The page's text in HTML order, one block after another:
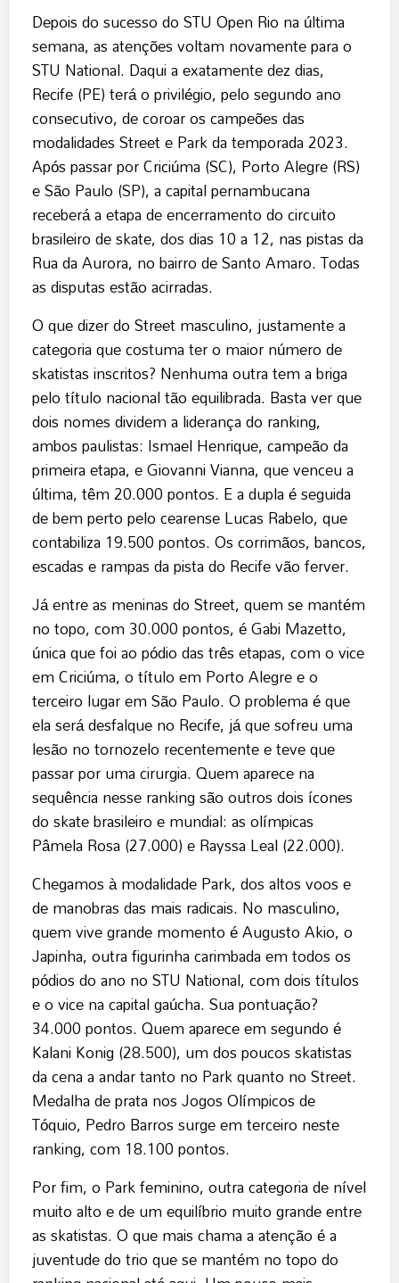
Depois do sucesso do STU Open Rio na última
semana, as atenções voltam novamente para o
STU National. Daqui a exatamente dez dias,
Recife (PE) terá o privilégio, pelo segundo ano
consecutivo, de coroar os campeões das
modalidades Street e Park da temporada 2023.
Após passar por Criciúma (SC), Porto Alegre (RS)
e São Paulo (SP), a capital pernambucana
receberá a etapa de encerramento do circuito
brasileiro de skate, dos dias 10 a 12, nas pistas da
Rua da Aurora, no bairro de Santo Amaro. Todas
as disputas estão acirradas.
O que dizer do Street masculino, justamente a
categoria que costuma ter o maior número de
skatistas inscritos? Nenhuma outra tem a briga
pelo título nacional tão equilibrada. Basta ver que
dois nomes dividem a liderança do ranking,
ambos paulistas: Ismael Henrique, campeão da
primeira etapa, e Giovanni Vianna, que venceu a
última, têm 20.000 pontos. E a dupla é seguida
de bem perto pelo cearense Lucas Rabelo, que
contabiliza 19.500 pontos. Os corrimãos, bancos,
escadas e rampas da pista do Recife vão ferver.
Já entre as meninas do Street, quem se mantém
no topo, com 30.000 pontos, é Gabi Mazetto,
única que foi ao pódio das três etapas, com o vice
em Criciúma, o título em Porto Alegre e o
terceiro lugar em São Paulo. O problema é que
ela será desfalque no Recife, já que sofreu uma
lesão no tornozelo recentemente e teve que
passar por uma cirurgia. Quem aparece na
sequência nesse ranking são outros dois ícones
do skate brasileiro e mundial: as olímpicas
Pâmela Rosa (27.000) e Rayssa Leal (22.000).
Chegamos à modalidade Park, dos altos voos e
de manobras das mais radicais. No masculino,
quem vive grande momento é Augusto Akio, o
Japinha, outra figurinha carimbada em todos os
pódios do ano no STU National, com dois títulos
e o vice na capital gaúcha. Sua pontuação?
34.000 pontos. Quem aparece em segundo é
Kalani Konig (28.500), um dos poucos skatistas
da cena a andar tanto no Park quanto no Street.
Medalha de prata nos Jogos Olímpicos de
Tóquio, Pedro Barros surge em terceiro neste
ranking, com 18.100 pontos.
Por fim, o Park feminino, outra categoria de nível
muito alto e de um equilíbrio muito grande entre
as skatistas. O que mais chama a atenção é a
juventude do trio que se mantém no topo do